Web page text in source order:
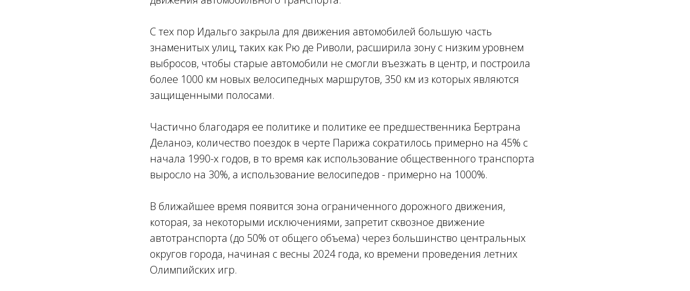
С тех пор Идальго закрыла для движения автомобилей большую часть
знаменитых улиц, таких как Рю де Риволи, расширила зону с низким уровнем
выбросов, чтобы старые автомобили не смогли въезжать в центр, и построила
более 1000 км новых велосипедных маршрутов, 350 км из которых являются
защищенными полосами.
Частично благодаря ее политике и политике ее предшественника Бертрана
Деланоэ, количество поездок в черте Парижа сократилось примерно на 45% с
начала 1990-х годов, в то время как использование общественного транспорта
выросло на 30%, а использование велосипедов - примерно на 1000%.
В ближайшее время появится зона ограниченного дорожного движения,
которая, за некоторыми исключениями, запретит сквозное движение
автотранспорта (до 50% от общего объема) через большинство центральных
округов города, начиная с весны 2024 года, ко времени проведения летних
Олимпийских игр.